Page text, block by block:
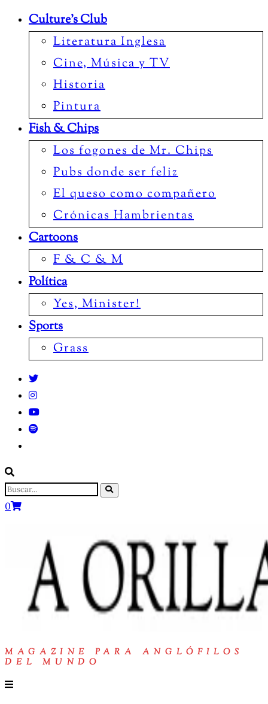
Culture’s Club
Literatura Inglesa
Cine, Música y TV
Historia
Pintura
Fish & Chips
Los fogones de Mr. Chips
Pubs donde ser feliz
El queso como compañero
Crónicas Hambrientas
Cartoons
F & C & M
Política
Yes, Minister!
Sports
Grass
0
MAGAZINE PARA ANGLÓFILOS
DEL MUNDO